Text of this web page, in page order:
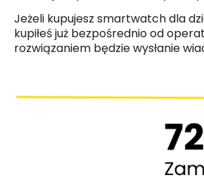
Jeżeli kupujesz smartwatch dla
kupiłeś już bezpośrednio od
rozwiązaniem będzie wysłanie